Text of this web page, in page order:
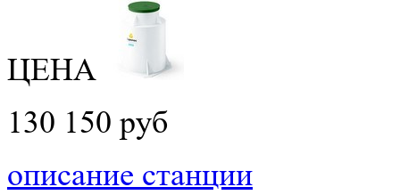
ЦЕНА
130 150 руб
описание станции